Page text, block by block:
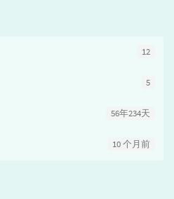
12
5
56年234天
10 个月前